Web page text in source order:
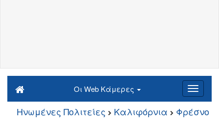
Οι Web Κάμερες
Ηνωμένες Πολιτείες Καλιφόρνια Φρέσνο